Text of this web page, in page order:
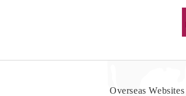
Overseas Websites